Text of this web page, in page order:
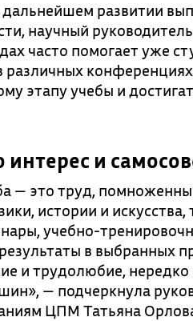
развитии
научный
часто помогает уже
различных
этапу учебы и
и
— это труд,
истории и искусства,
учебно-
в выбранных
и трудолюбие,
— подчеркнула
ЦПМ Татьяна